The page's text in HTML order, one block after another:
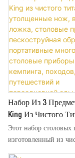
Набор Из 3
King Из Чистого
Утолщенные Нож,
Ложка, Столовые
Этот набор столовых
изготовленный из